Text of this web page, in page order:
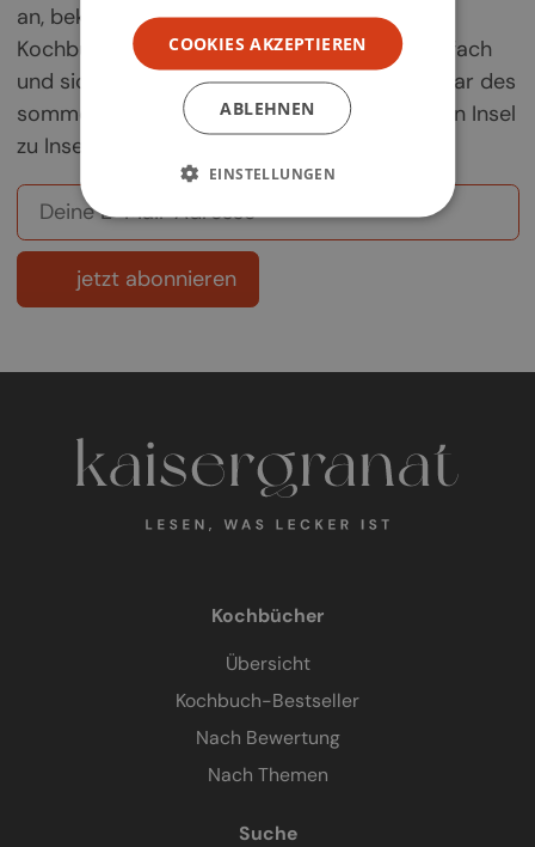
an, bekomme einmal im Monat die besten
Kochbuch-Empfehlungen direkt in dein Postfach
und sichere dir deine Chance auf ein Exemplar des
sommerlichen Griechenland-Kochbuchs „Von Insel
zu Insel".
jetzt abonnieren
Kochbücher
Übersicht
Kochbuch-Bestseller
Nach Bewertung
Nach Themen
Suche
COOKIES AKZEPTIEREN
ABLEHNEN
EINSTELLUNGEN